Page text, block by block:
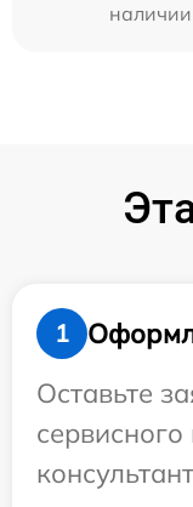
1
Оставьте